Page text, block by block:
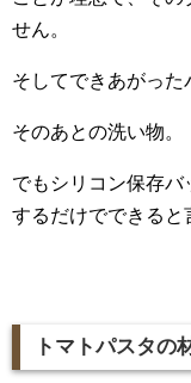
せん。
そしてできあがった
そのあとの洗い物。
でもシリコン保存
するだけでできる
トマトパスタの